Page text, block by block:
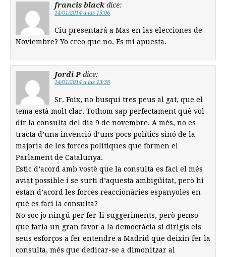
francis black dice:
14/01/2014 a las 15:06
Ciu presentará a Mas en las elecciones de
Noviembre? Yo creo que no. Es mi apuesta.
Jordi P dice:
14/01/2014 a las 13:38
Sr. Foix, no busqui tres peus al gat, que el
tema està molt clar. Tothom sap perfectament què vol
dir la consulta del dia 9 de novembre. A més, no es
tracta d’una invenció d’uns pocs polítics sinó de la
majoria de les forces polítiques que formen el
Parlament de Catalunya.
Estic d’acord amb vostè que la consulta es faci el més
aviat possible i se surti d’aquesta ambigüitat, però hi
estan d’acord les forces reaccionàries espanyoles en
què es faci la consulta?
No soc jo ningú per fer-li suggeriments, però penso
que faria un gran favor a la democràcia si dirigís els
seus esforços a fer entendre a Madrid que deixin fer la
consulta, més que dedicar-se a dimonitzar al